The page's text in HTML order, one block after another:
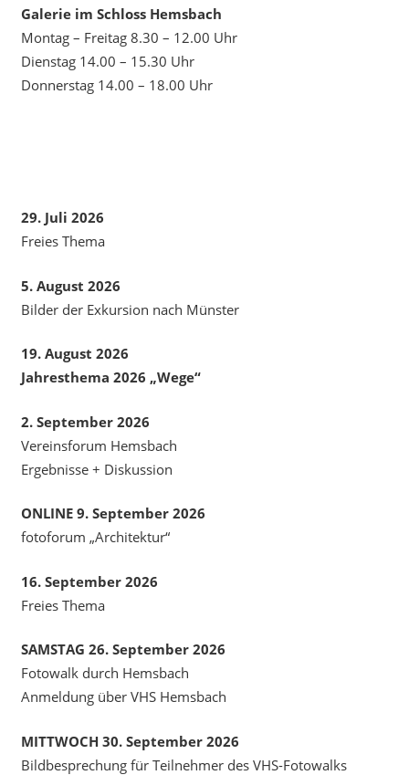
Galerie im Schloss Hemsbach
Montag – Freitag 8.30 – 12.00 Uhr
Dienstag 14.00 – 15.30 Uhr
Donnerstag 14.00 – 18.00 Uhr
29. Juli 2026
Freies Thema
5. August 2026
Bilder der Exkursion nach Münster
19. August 2026
Jahresthema 2026 „Wege“
2. September 2026
Vereinsforum Hemsbach
Ergebnisse + Diskussion
ONLINE 9. September 2026
fotoforum „Architektur“
16. September 2026
Freies Thema
SAMSTAG 26. September 2026
Fotowalk durch Hemsbach
Anmeldung über VHS Hemsbach
MITTWOCH 30. September 2026
Bildbesprechung für Teilnehmer des VHS-Fotowalks